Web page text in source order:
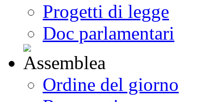
Progetti di legge
Doc parlamentari
Ordine del giorno